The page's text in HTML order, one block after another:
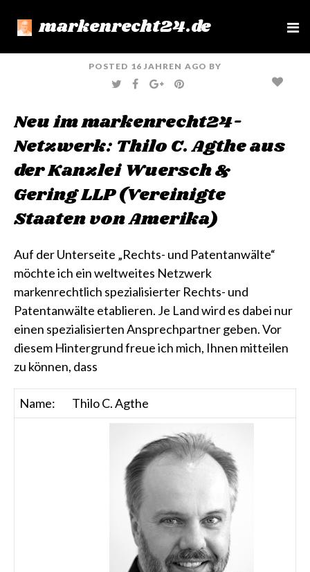
markenrecht24.de
e
POSTED 16 JAHREN AGO BY
T
W
E
F
A
O
K
G
O
E
P
I
R
S
T
Neu im markenrecht24-
Netzwerk: Thilo C. Agthe aus
der Kanzlei Wuersch &
Gering LLP (Vereinigte
Staaten von Amerika)
Auf der Unterseite „Rechts- und Patentanwälte“
möchte ich ein weltweites Netzwerk
markenrechtlich spezialisierter Rechts- und
Patentanwälte etablieren. Je Land wird es dabei nur
einen spezialisierten Ansprechpartner geben. Vor
diesem Hintergrund freue ich mich, Ihnen mitteilen
zu können, dass
Name: Thilo C. Agthe